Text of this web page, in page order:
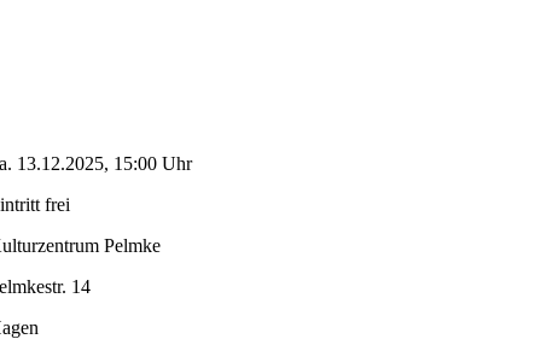
13.12.2025, 15:00 Uhr
frei
Pelmke
14